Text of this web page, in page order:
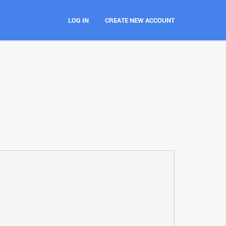
LOG IN CREATE NEW ACCOUNT